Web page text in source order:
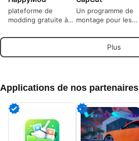
plateforme de
modding gratuite à
Un programme de
montage pour les
Plus
Applications de nos